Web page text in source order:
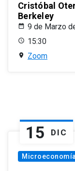
Cristóbal
Berkeley
9 de Marzo
15:30
Zoom
15 DIC